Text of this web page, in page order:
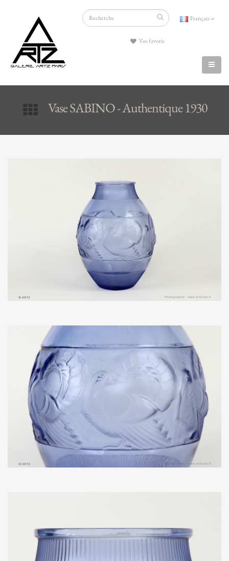
Français
Vos favoris
Vase SABINO - Authentique 1930